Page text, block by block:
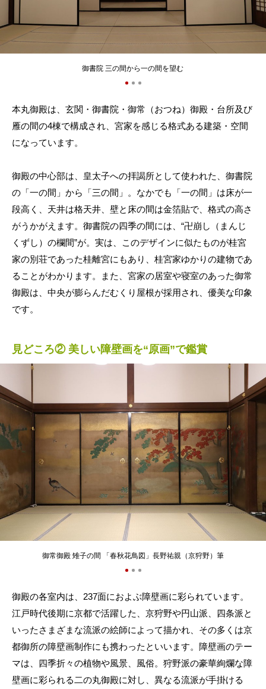
御書院 三の間から一の間を望む
本丸御殿は、玄関・御書院・御常（おつね）御殿・台所及び
雁の間の4棟で構成され、宮家を感じる格式ある建築・空間
になっています。
御殿の中心部は、皇太子への拝謁所として使われた、御書院
の「一の間」から「三の間」。なかでも「一の間」は床が一
段高く、天井は格天井、壁と床の間は金箔貼で、格式の高さ
がうかがえます。御書院の四季の間には、“卍崩し（まんじ
くずし）の欄間”が。実は、このデザインに似たものが桂宮
家の別荘であった桂離宮にもあり、桂宮家ゆかりの建物であ
ることがわかります。また、宮家の居室や寝室のあった御常
御殿は、中央が膨らんだむくり屋根が採用され、優美な印象
です。
見どころ② 美しい障壁画を“原画”で鑑賞
御常御殿 雉子の間 「春秋花鳥図」長野祐親（京狩野）筆
御殿の各室内は、237面におよぶ障壁画に彩られています。
江戸時代後期に京都で活躍した、京狩野や円山派、四条派と
いったさまざまな流派の絵師によって描かれ、その多くは京
都御所の障壁画制作にも携わったといいます。障壁画のテー
マは、四季折々の植物や風景、風俗。狩野派の豪華絢爛な障
壁画に彩られる二の丸御殿に対し、異なる流派が手掛ける